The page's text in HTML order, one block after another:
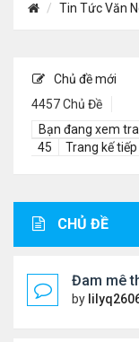
Tin Tức Văn
Chủ đề mới
4457 Chủ Đề
Bạn đang xem
45
Trang kế tiếp
CHỦ ĐỀ
Đam mê
by